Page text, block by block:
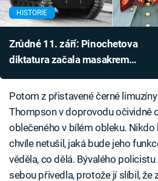
HISTORIE
Zrůdné 11. září: Pinochetova
diktatura začala masakrem
koncentrační tábor
Potom z přistavené černé
Thompson v doprovodu očividně
oblečeného v bílém obleku.
chvíle netušil, jaká bude jeho
věděla, co dělá. Bývalého
sebou přivedla, protože jí slíbil, že